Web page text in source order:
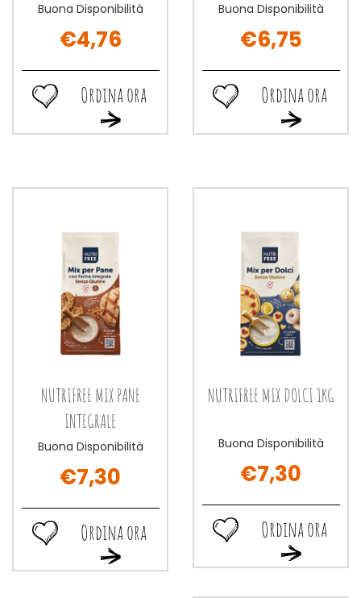
Buona Disponibilità
€4,76
Ordina ora
Ordina
ora FARMO
Ordina
L'ORIGINALE
Buona Disponibilità
€6,75
Ordina ora
Ordina
ora SCHAR
carrello
Ordina
MIX
PANE
NUTRIFREE MIX PANE
INTEGRALE
Buona Disponibilità
€7,30
Ordina ora
Ordina
ora NUTRIFREE
Ordina
ora NUTRIFREE
MIX
NUTRIFREE MIX DOLCI 1KG
Buona Disponibilità
€7,30
Ordina ora
Ordina
ora NUTRIFREE
Ordina
ora NUTRIFREE
MIX